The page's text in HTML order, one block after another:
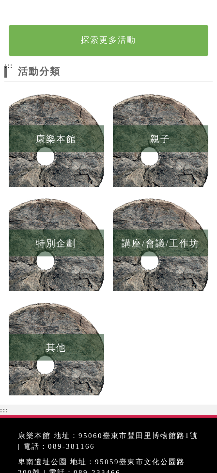
探索更多活動
:::
活動分類
康樂本館 親子
特別企劃 講座/會議/工作坊
其他
:::
康樂本館 地址：95060臺東市豐田里博物館路1號
| 電話：089-381166
卑南遺址公園 地址：95059臺東市文化公園路